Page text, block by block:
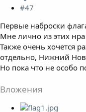
#47
Первые наброски
Мне лично из этих
Также очень хочется
отдельно, Нижний
Но пока что не особо
Вложения